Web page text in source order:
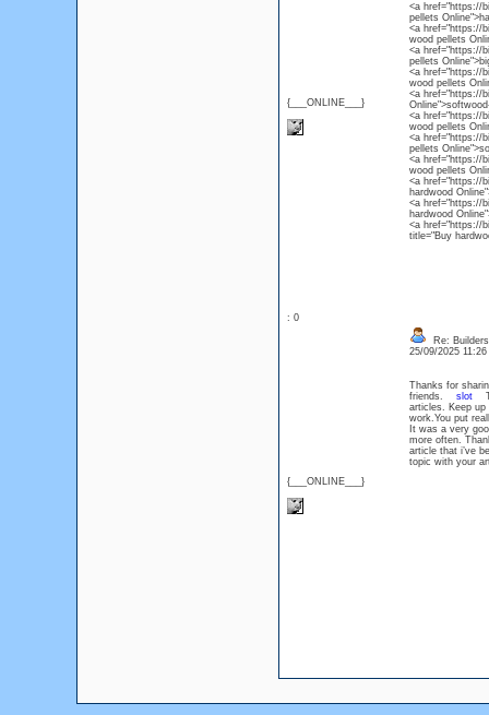
{___ONLINE___}
<a href="https://
pellets
<a href="https://
wood pellets
<a href="https://
pellets
<a href="https://
wood pellets
<a href="https://
<a href="https://
wood pellets
<a href="https://
pellets
<a href="https://
wood pellets
<a href="https://
hardwood
<a href="https://
hardwood
<a href="https://
title="Buy
: 0
{___ONLINE___}
Re:
25/09/2025
Thanks for
friends. slot
articles. Keep
work.You put
It was a very
more often.
article that i’ve
topic with your